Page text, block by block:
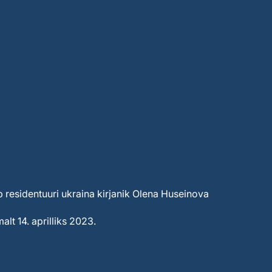
residentuuri ukraina kirjanik Olena Huseinova
14. aprilliks 2023.